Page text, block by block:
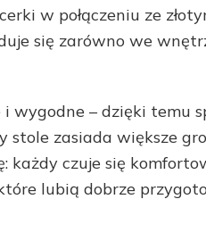
w połączeniu ze
się zarówno we
i wygodne – dzięki temu
stole zasiada większe
każdy czuje się
lubią dobrze